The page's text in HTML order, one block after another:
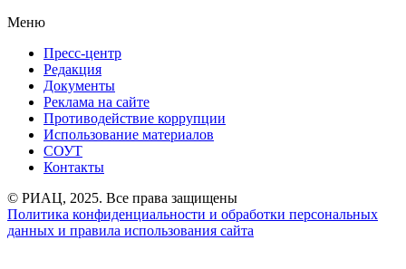
Меню
Пресс-центр
Редакция
Документы
Реклама на сайте
Противодействие коррупции
Использование материалов
СОУТ
Контакты
© РИАЦ, 2025. Все права защищены
Политика конфиденциальности и обработки персональных
данных и правила использования сайта